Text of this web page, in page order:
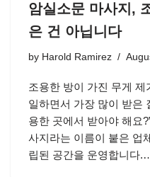
암실소문 마사지,
은 건 아닙니다
by Harold Ramirez
조용한 방이 가진 무게 제
일하면서 가장 많이 받은
용한 곳에서 받아야 해요
사지라는 이름이 붙은 업
립된 공간을 운영합니다